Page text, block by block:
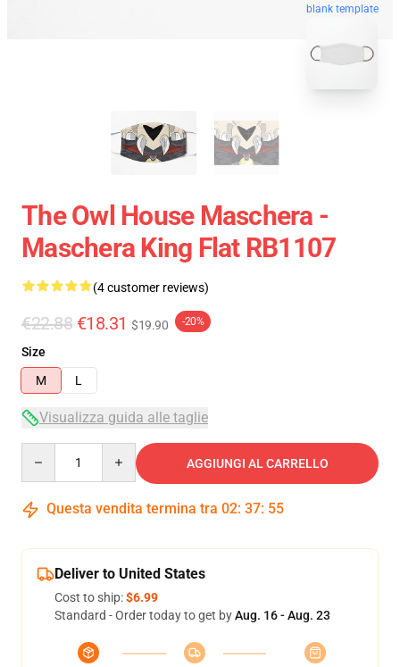
blank template
The Owl House Maschera -
Maschera King Flat RB1107
(4 customer reviews)
€22.88 €18.31 $19.90 -20%
Size
M
L
Visualizza guida alle taglie
AGGIUNGI AL CARRELLO
Questa vendita termina tra 02: 37: 54
Deliver to United States
Cost to ship:$6.99
Standard - Order today to get byAug. 16 - Aug. 23